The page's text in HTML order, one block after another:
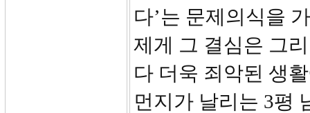
다’는 문제의식을
제게 그 결심은 그
다 더욱 죄악된 생
먼지가 날리는 3평